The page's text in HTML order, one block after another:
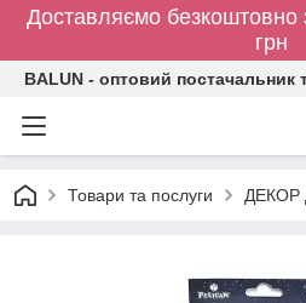
Доставляємо безкоштовно
грн
BALUN - оптовий постачальник
Товари та послуги ДЕКОР